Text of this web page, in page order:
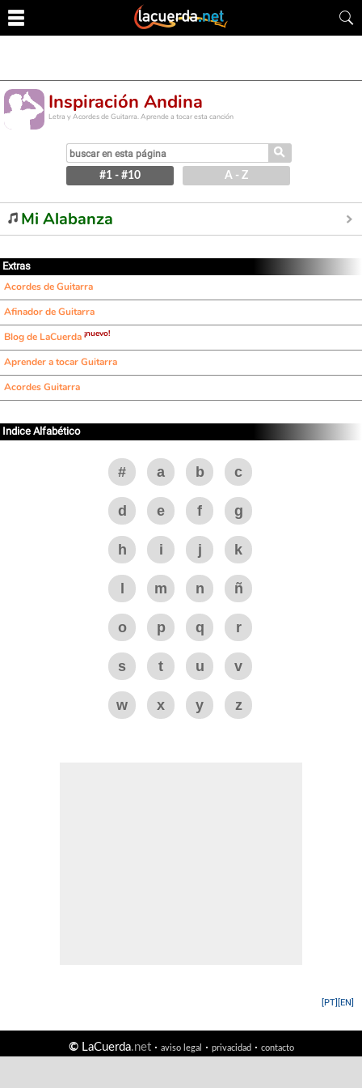
Inspiración Andina
Letra y Acordes de Guitarra. Aprende a tocar esta canción
⚲
#1 - #10 A - Z
Mi Alabanza
Extras
Acordes de Guitarra
Afinador de Guitarra
Blog de LaCuerda ¡nuevo!
Aprender a tocar Guitarra
Acordes Guitarra
Indice Alfabético
# a b c
d e f g
h i j k
m n ñ
o p q r
s t u v
w x y z
[EN]
[PT]
©LaCuerda.net· aviso legal · privacidad· contacto